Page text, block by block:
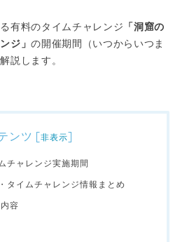
有料のタイムチャレンジ 「洞窟の
ジ」の開催期間（いつからいつま
説します。
ンツ [非表示]
チャレンジ実施期間
タイムチャレンジ情報まとめ
容